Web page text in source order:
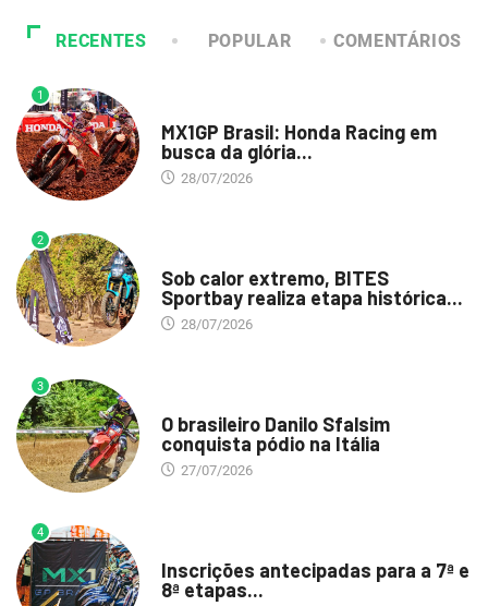
RECENTES POPULAR COMENTÁRIOS
1
MX1GP Brasil: Honda Racing em
busca da glória...
28/07/2026
2
Sob calor extremo, BITES
Sportbay realiza etapa histórica...
28/07/2026
3
O brasileiro Danilo Sfalsim
conquista pódio na Itália
27/07/2026
4
Inscrições antecipadas para a 7ª e
8ª etapas...